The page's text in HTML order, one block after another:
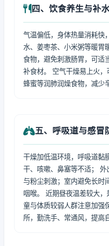
四、饮食养生与补
气温偏低，身体热量消耗快
水、姜枣茶、小米粥等暖胃
食物，避免刺激肠胃，可适
补食材。 空气干燥易上火，
蜂蜜等润肺润燥食物，减少
五、呼吸道与感冒
干燥加低温环境，呼吸道黏
干、咳嗽、鼻塞等不适；
与粉尘刺激；室内避免长时
咽喉。 近期昼夜温差较大
童与体质较弱人群注意加强
所，勤洗手、常通风，提高